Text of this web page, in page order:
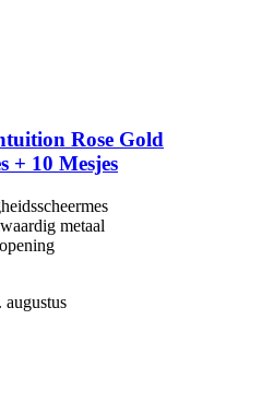
Rose Gold
+ 10 Mesjes
metaal